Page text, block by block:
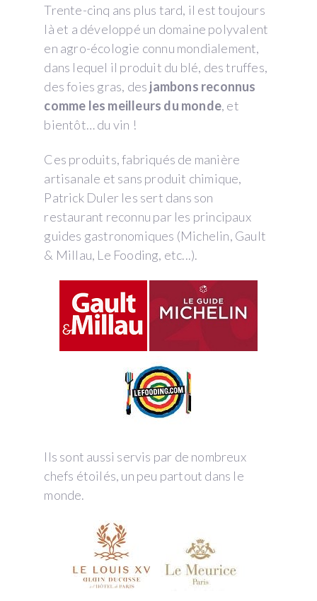
Trente-cinq ans plus tard, il est toujours
là et a développé un domaine polyvalent
en agro-écologie connu mondialement,
dans lequel il produit du blé, des truffes,
des foies gras, des jambons reconnus
comme les meilleurs du monde, et
bientôt… du vin !
Ces produits, fabriqués de manière
artisanale et sans produit chimique,
Patrick Duler les sert dans son
restaurant reconnu par les principaux
guides gastronomiques (Michelin, Gault
& Millau, Le Fooding, etc...).
Ils sont aussi servis par de nombreux
chefs étoilés, un peu partout dans le
monde.